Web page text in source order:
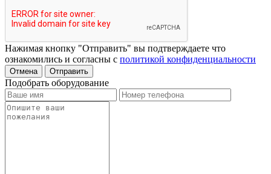
Нажимая кнопку "Отправить" вы подтверждаете что
ознакомились и согласны с политикой конфиденциальности
Отмена Отправить
Подобрать оборудование